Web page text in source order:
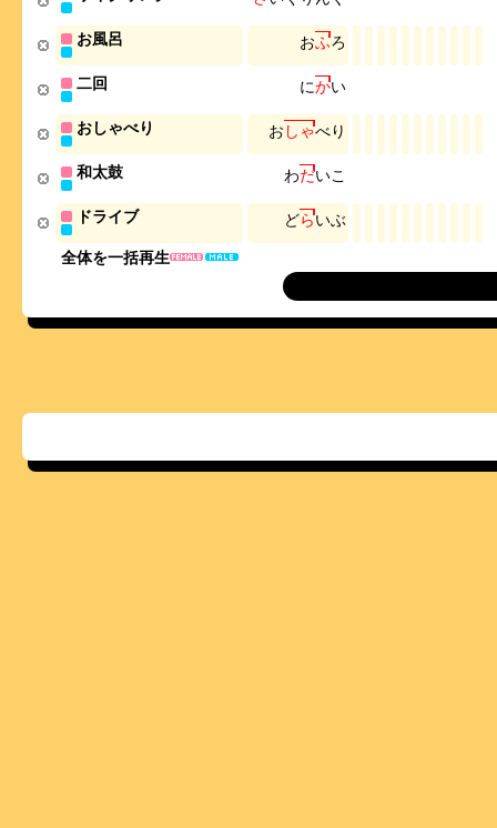
全体を一括再生
お風呂 おふろ
二回 にかい
おしゃべり お し ゃべり
和太鼓 わだいこ
ドライブ どらいぶ